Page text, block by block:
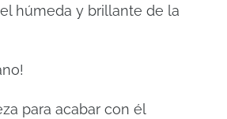
húmeda y brillante de la
para acabar con él